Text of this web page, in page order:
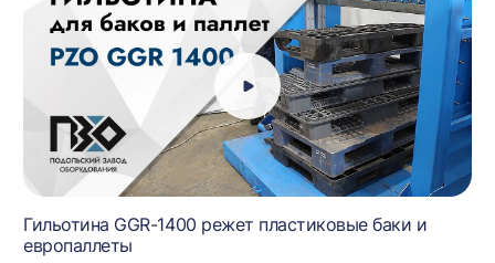
Гильотина GGR-1400 режет пластиковые баки и
европаллеты